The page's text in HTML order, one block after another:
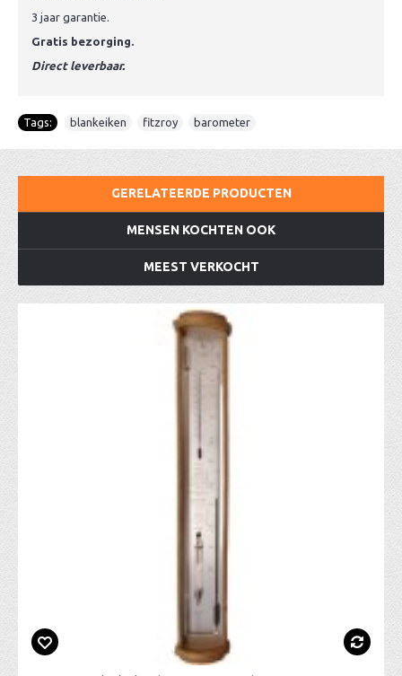
3 jaar garantie.
Gratis bezorging.
Direct leverbaar.
Tags: blankeiken fitzroy barometer
GERELATEERDE PRODUCTEN
MENSEN KOCHTEN OOK
MEEST VERKOCHT